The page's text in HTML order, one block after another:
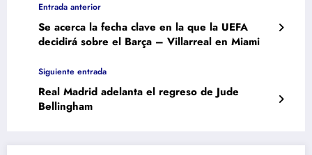
Entrada anterior
Se acerca la fecha clave en la que la UEFA
decidirá sobre el Barça – Villarreal en Miami
Siguiente entrada
Real Madrid adelanta el regreso de Jude
Bellingham